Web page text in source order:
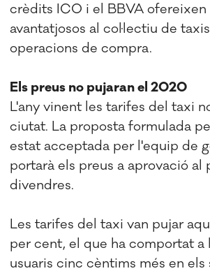
crèdits ICO i el BBVA ofereixen
avantatjosos al col·lectiu de
operacions de compra.
Els preus no pujaran el 2020
L'any vinent les tarifes del taxi
ciutat. La proposta formulada
estat acceptada per l'equip de
portarà els preus a aprovació al
divendres.
Les tarifes del taxi van pujar
per cent, el que ha comportat a
usuaris cinc cèntims més en els